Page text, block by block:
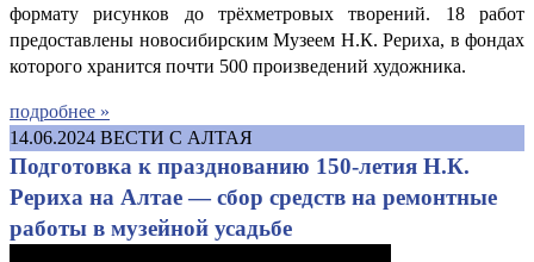
формату рисунков до трёхметровых творений. 18 работ
предоставлены новосибирским Музеем Н.К. Рериха, в фондах
которого хранится почти 500 произведений художника.
подробнее »
14.06.2024 ВЕСТИ С АЛТАЯ
Подготовка к празднованию 150-летия Н.К.
Рериха на Алтае — сбор средств на ремонтные
работы в музейной усадьбе